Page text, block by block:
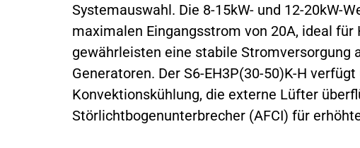
Systemauswahl. Die 8-15kW- und 12-20kW-
maximalen Eingangsstrom von 20A, ideal
gewährleisten eine stabile Stromversorgung
Generatoren. Der S6-EH3P(30-50)K-H
Konvektionskühlung, die externe Lüfter
Störlichtbogenunterbrecher (AFCI) für